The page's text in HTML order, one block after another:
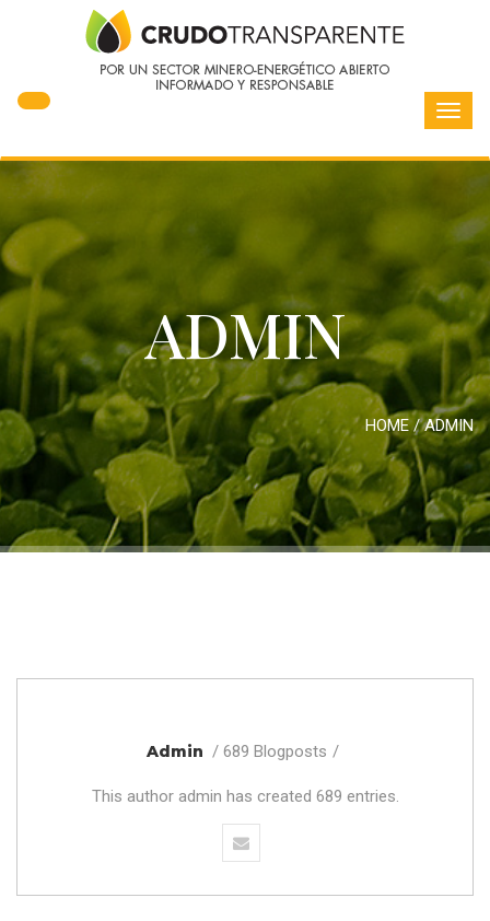
ADMIN
HOME/ADMIN
Admin 689 Blogposts
This author admin has created 689 entries.